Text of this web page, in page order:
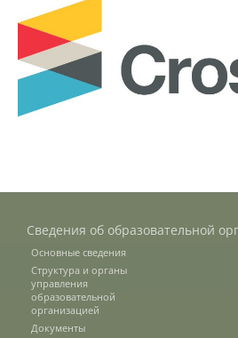
Подразделения
Документы
Условия труда на рабочих
Закупки
Сведения об образовательной
Основные сведения
Структура и органы
управления
образовательной
организацией
Документы